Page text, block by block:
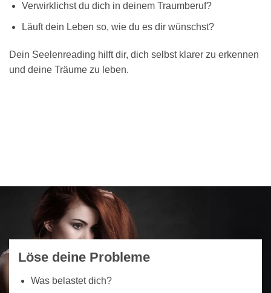
Verwirklichst du dich in deinem Traumberuf?
Läuft dein Leben so, wie du es dir wünschst?
Dein Seelenreading hilft dir, dich selbst klarer zu erkennen
und deine Träume zu leben.
Löse deine Probleme
Was belastet dich?